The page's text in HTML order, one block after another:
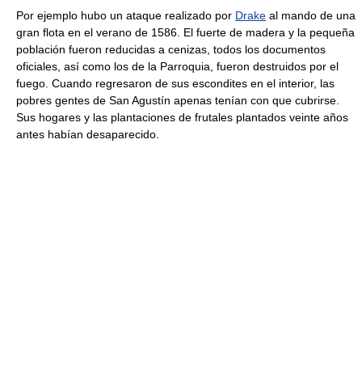
Por ejemplo hubo un ataque realizado por Drake al mando de una
gran flota en el verano de 1586. El fuerte de madera y la pequeña
población fueron reducidas a cenizas, todos los documentos
oficiales, así como los de la Parroquia, fueron destruidos por el
fuego. Cuando regresaron de sus escondites en el interior, las
pobres gentes de San Agustín apenas tenían con que cubrirse.
Sus hogares y las plantaciones de frutales plantados veinte años
antes habían desaparecido.